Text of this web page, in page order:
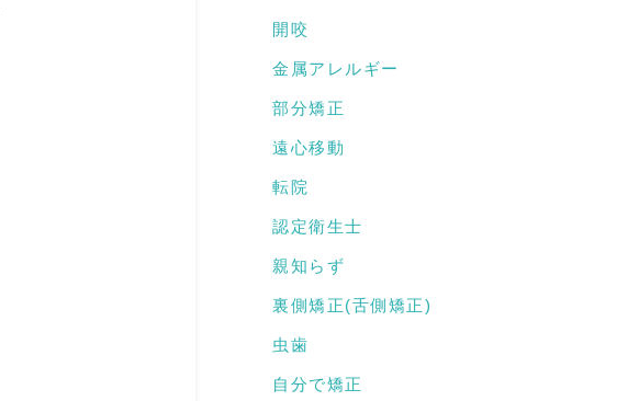
開咬
金属アレルギー
部分矯正
遠心移動
転院
認定衛生士
親知らず
裏側矯正(舌側矯正)
虫歯
自分で矯正